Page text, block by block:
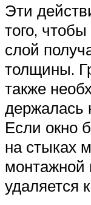
Эти
того,
слой
толщины.
также
держалась
Если окно
на стыках
монтажной
удаляется